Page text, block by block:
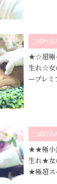
ご成約済
★☆超極
生れ☆女
ープレ
ご成約済
★★極小
生れ★女
★極超